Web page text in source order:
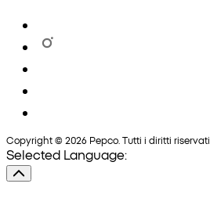
Copyright © 2026 Pepco. Tutti i diritti riservati.
Selected Language: